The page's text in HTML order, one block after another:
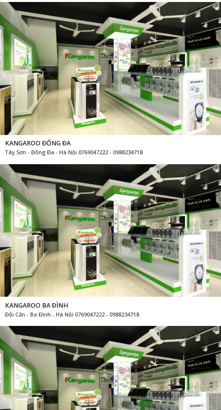
KANGAROO ĐỐNG ĐA
Tây Sơn - Đống Đa - Hà Nội 0769047222 - 0988234718
KANGAROO BA ĐÌNH
Đội Cấn - Ba Đình - Hà Nội 0769047222 - 0988234718